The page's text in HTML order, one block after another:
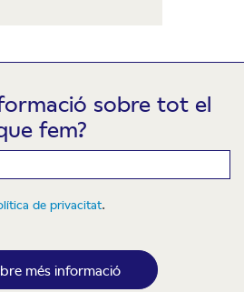
sobre tot el
fem?
de privacitat.
més informació